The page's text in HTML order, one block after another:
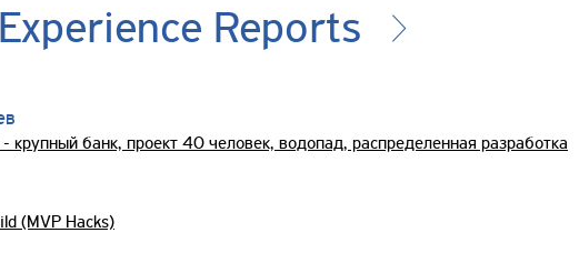
Reports
крупный банк, проект 40 человек, водопад, распределенная разработка
(MVP Hacks)